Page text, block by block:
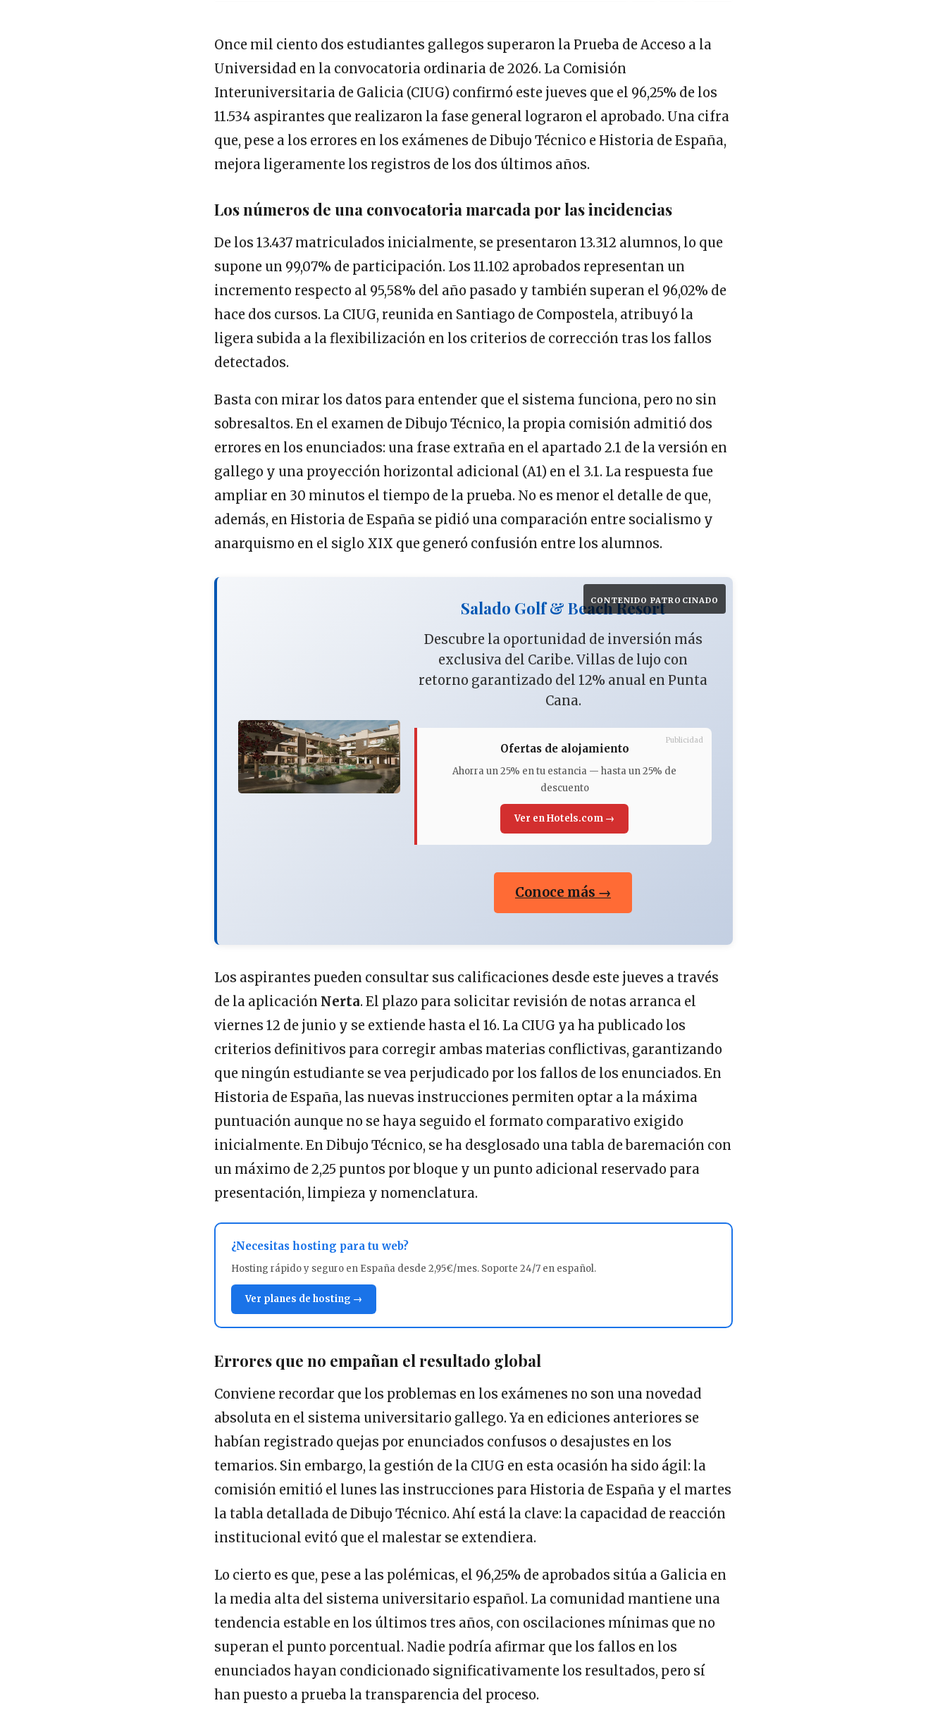
Once mil ciento dos estudiantes gallegos superaron la Prueba de Acceso a la
Universidad en la convocatoria ordinaria de 2026. La Comisión
Interuniversitaria de Galicia (CIUG) confirmó este jueves que el 96,25% de los
11.534 aspirantes que realizaron la fase general lograron el aprobado. Una cifra
que, pese a los errores en los exámenes de Dibujo Técnico e Historia de España,
mejora ligeramente los registros de los dos últimos años.
Los números de una convocatoria marcada por las incidencias
De los 13.437 matriculados inicialmente, se presentaron 13.312 alumnos, lo que
supone un 99,07% de participación. Los 11.102 aprobados representan un
incremento respecto al 95,58% del año pasado y también superan el 96,02% de
hace dos cursos. La CIUG, reunida en Santiago de Compostela, atribuyó la
ligera subida a la flexibilización en los criterios de corrección tras los fallos
detectados.
Basta con mirar los datos para entender que el sistema funciona, pero no sin
sobresaltos. En el examen de Dibujo Técnico, la propia comisión admitió dos
errores en los enunciados: una frase extraña en el apartado 2.1 de la versión en
gallego y una proyección horizontal adicional (A1) en el 3.1. La respuesta fue
ampliar en 30 minutos el tiempo de la prueba. No es menor el detalle de que,
además, en Historia de España se pidió una comparación entre socialismo y
anarquismo en el siglo XIX que generó confusión entre los alumnos.
CONTENIDO PATROCINADO
Salado Golf & Beach Resort
Descubre la oportunidad de inversión más
exclusiva del Caribe. Villas de lujo con
retorno garantizado del 12% anual en Punta
Cana.
Ofertas de alojamiento
Ahorra un 25% en tu estancia — hasta un 25% de
descuento
Ver en Hotels.com →
Publicidad
Conoce más →
Los aspirantes pueden consultar sus calificaciones desde este jueves a través
de la aplicación Nerta. El plazo para solicitar revisión de notas arranca el
viernes 12 de junio y se extiende hasta el 16. La CIUG ya ha publicado los
criterios definitivos para corregir ambas materias conflictivas, garantizando
que ningún estudiante se vea perjudicado por los fallos de los enunciados. En
Historia de España, las nuevas instrucciones permiten optar a la máxima
puntuación aunque no se haya seguido el formato comparativo exigido
inicialmente. En Dibujo Técnico, se ha desglosado una tabla de baremación con
un máximo de 2,25 puntos por bloque y un punto adicional reservado para
presentación, limpieza y nomenclatura.
¿Necesitas hosting para tu web?
Hosting rápido y seguro en España desde 2,95€/mes. Soporte 24/7 en español.
Ver planes de hosting →
Errores que no empañan el resultado global
Conviene recordar que los problemas en los exámenes no son una novedad
absoluta en el sistema universitario gallego. Ya en ediciones anteriores se
habían registrado quejas por enunciados confusos o desajustes en los
temarios. Sin embargo, la gestión de la CIUG en esta ocasión ha sido ágil: la
comisión emitió el lunes las instrucciones para Historia de España y el martes
la tabla detallada de Dibujo Técnico. Ahí está la clave: la capacidad de reacción
institucional evitó que el malestar se extendiera.
Lo cierto es que, pese a las polémicas, el 96,25% de aprobados sitúa a Galicia en
la media alta del sistema universitario español. La comunidad mantiene una
tendencia estable en los últimos tres años, con oscilaciones mínimas que no
superan el punto porcentual. Nadie podría afirmar que los fallos en los
enunciados hayan condicionado significativamente los resultados, pero sí
han puesto a prueba la transparencia del proceso.